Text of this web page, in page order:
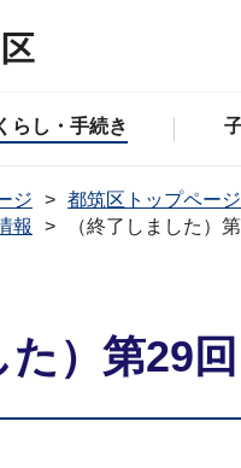
らし・手続き
ジ 都筑区トップページ
報
（終了しました）
た）第29